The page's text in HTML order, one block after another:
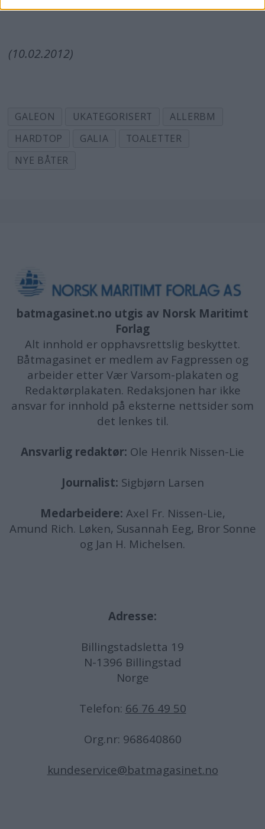
(10.02.2012)
GALEON UKATEGORISERT
ALLERBM
HARDTOP
GALIA
TOALETTER
NYE BÅTER
batmagasinet.no utgis av Norsk Maritimt
Forlag
Alt innhold er opphavsrettslig beskyttet.
Båtmagasinet er medlem av Fagpressen og
arbeider etter Vær Varsom-plakaten og
Redaktørplakaten. Redaksjonen har ikke
ansvar for innhold på eksterne nettsider som
det lenkes til.
Ansvarlig redaktør: Ole Henrik Nissen-Lie
Journalist: Sigbjørn Larsen
Medarbeidere: Axel Fr. Nissen-Lie,
Amund Rich. Løken, Susannah Eeg, Bror Sonne
og Jan H. Michelsen.
Adresse:
Billingstadsletta 19
N-1396 Billingstad
Norge
Telefon: 66 76 49 50
Org.nr: 968640860
kundeservice@batmagasinet.no